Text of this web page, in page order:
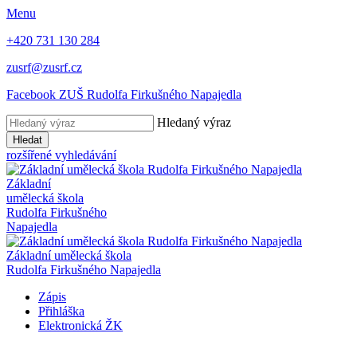
Menu
+420 731 130 284
zusrf@zusrf.cz
Facebook ZUŠ Rudolfa Firkušného Napajedla
Hledaný výraz
Hledat
rozšířené vyhledávání
Základní
umělecká škola
Rudolfa Firkušného
Napajedla
Základní umělecká škola
Rudolfa Firkušného Napajedla
Zápis
Přihláška
Elektronická ŽK